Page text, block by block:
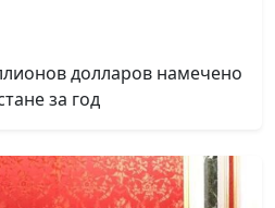
долларов намечено
за год